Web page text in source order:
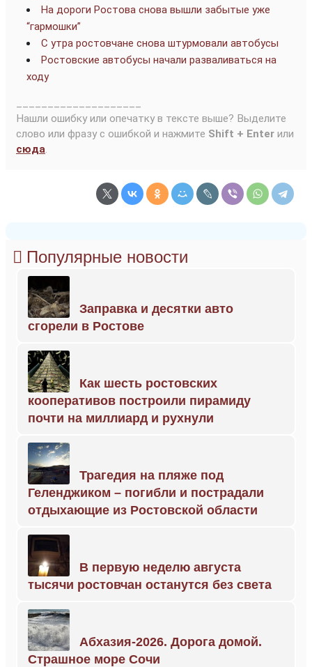
На дороги Ростова снова вышли забытые уже
“гармошки”
С утра ростовчане снова штурмовали автобусы
Ростовские автобусы начали разваливаться на
ходу
Нашли ошибку или опечатку в тексте выше? Выделите
слово или фразу с ошибкой и нажмите Shift + Enter или
сюда.
Популярные новости
Заправка и десятки авто
сгорели в Ростове
Как шесть ростовских
кооперативов построили пирамиду
почти на миллиард и рухнули
Трагедия на пляже под
Геленджиком – погибли и пострадали
отдыхающие из Ростовской области
В первую неделю августа
тысячи ростовчан останутся без света
Абхазия-2026. Дорога домой.
Страшное море Сочи